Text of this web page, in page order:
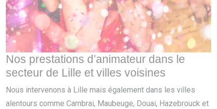
Nos prestations d’animateur dans le
secteur de Lille et villes voisines
Nous intervenons à Lille mais également dans les villes
alentours comme Cambrai, Maubeuge, Douai, Hazebrouck et